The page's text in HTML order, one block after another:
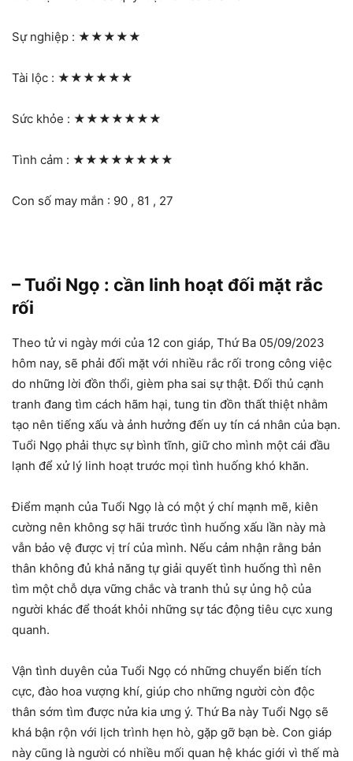
Sự nghiệp : ★★★★★
Tài lộc : ★★★★★★
Sức khỏe : ★★★★★★★
Tình cảm : ★★★★★★★★
Con số may mắn : 90 , 81 , 27
– Tuổi Ngọ : cần linh hoạt đối mặt rắc
rối
Theo tử vi ngày mới của 12 con giáp, Thứ Ba 05/09/2023
hôm nay, sẽ phải đối mặt với nhiều rắc rối trong công việc
do những lời đồn thổi, gièm pha sai sự thật. Đối thủ cạnh
tranh đang tìm cách hãm hại, tung tin đồn thất thiệt nhằm
tạo nên tiếng xấu và ảnh hưởng đến uy tín cá nhân của bạn.
Tuổi Ngọ phải thực sự bình tĩnh, giữ cho mình một cái đầu
lạnh để xử lý linh hoạt trước mọi tình huống khó khăn.
Điểm mạnh của Tuổi Ngọ là có một ý chí mạnh mẽ, kiên
cường nên không sợ hãi trước tình huống xấu lần này mà
vẫn bảo vệ được vị trí của mình. Nếu cảm nhận rằng bản
thân không đủ khả năng tự giải quyết tình huống thì nên
tìm một chỗ dựa vững chắc và tranh thủ sự ủng hộ của
người khác để thoát khỏi những sự tác động tiêu cực xung
quanh.
Vận tình duyên của Tuổi Ngọ có những chuyển biến tích
cực, đào hoa vượng khí, giúp cho những người còn độc
thân sớm tìm được nửa kia ưng ý. Thứ Ba này Tuổi Ngọ sẽ
khá bận rộn với lịch trình hẹn hò, gặp gỡ bạn bè. Con giáp
này cũng là người có nhiều mối quan hệ khác giới vì thế mà